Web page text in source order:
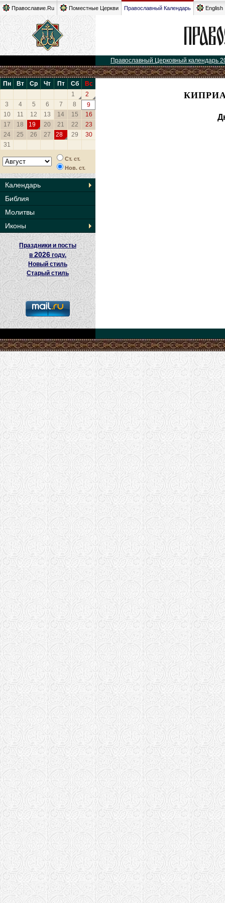
Православие.Ru Поместные Церкви Православный Календарь English
Православный Церковный календарь
Пн Вт Ср Чт Пт Сб
Вс
1
2
3
4 5 6 7 8
9
10
11 12 13 14 15
16
17
18 19 20 21 22
23
24
25 26 27 28 29
30
31
Ст. ст.
Нов. ст.
Календарь
Библия
Молитвы
Иконы
Праздники и посты
в2026 году.
Новый стиль
Старый стиль